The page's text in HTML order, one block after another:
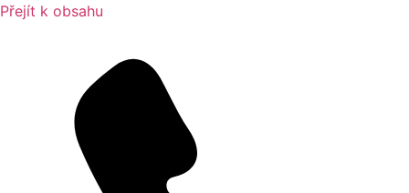
Přejít k obsahu